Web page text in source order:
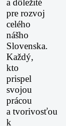
a dôležité
pre rozvoj
celého
nášho
Slovenska.
Každý,
kto
prispel
svojou
prácou
a tvorivosťou
k